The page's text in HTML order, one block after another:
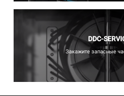
DDC-
Закажите запасные